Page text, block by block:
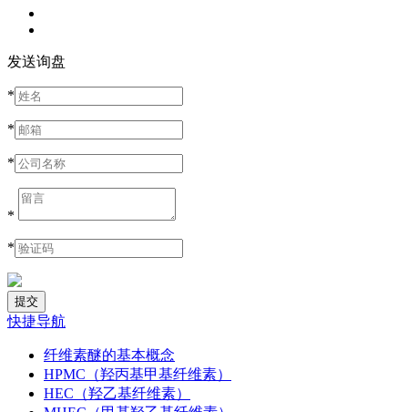
发送询盘
*
*
*
*
*
快捷导航
纤维素醚的基本概念
HPMC（羟丙基甲基纤维素）
HEC（羟乙基纤维素）